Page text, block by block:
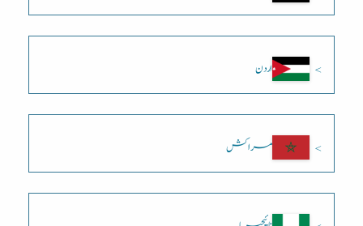
اردن
مراکش